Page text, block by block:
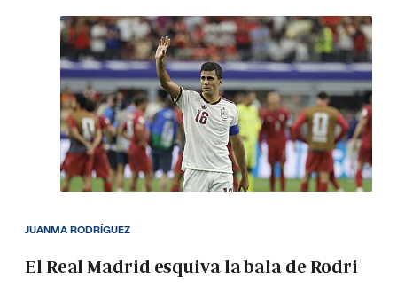
El Real Madrid esquiva la bala de Rodri
JUANMA RODRÍGUEZ